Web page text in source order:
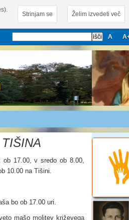
Strinjam se Želim izvedeti več
A
17.00, v sredo ob 8.00,
10.00 na Tišini.
bo ob 17.00 uri.
mašo molitev križevega